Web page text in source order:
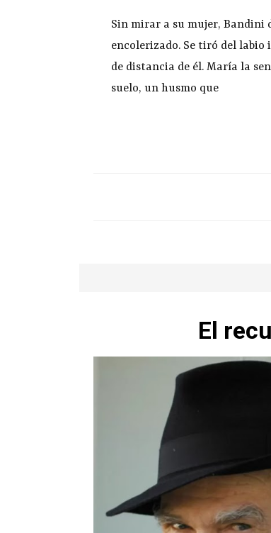
Sin mirar a su mujer, Bandini
encolerizado. Se tiró del labio
de distancia de él. María la
suelo, un husmo que
El